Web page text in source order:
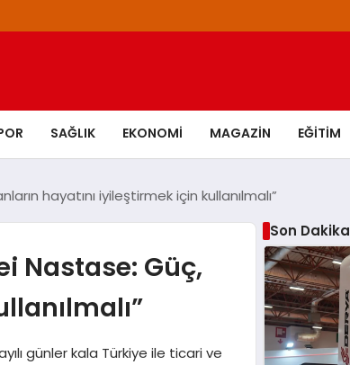
SAĞLIK EKONOMI MAGAZIN EĞITIM
hayatını iyileştirmek için kullanılmalı”
Nastase: Güç,
günler kala Türkiye ile ticari ve
Son Dakika